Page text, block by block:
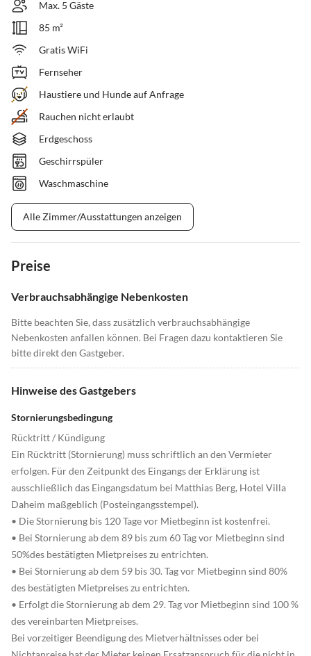
Max. 5 Gäste
85 m²
Gratis WiFi
Fernseher
Haustiere und Hunde auf Anfrage
Rauchen nicht erlaubt
Erdgeschoss
Geschirrspüler
Waschmaschine
Alle Zimmer/Ausstattungen anzeigen
Preise
Verbrauchsabhängige Nebenkosten
Bitte beachten Sie, dass zusätzlich verbrauchsabhängige
Nebenkosten anfallen können. Bei Fragen dazu kontaktieren Sie
bitte direkt den Gastgeber.
Hinweise des Gastgebers
Stornierungsbedingung
Rücktritt / Kündigung
Ein Rücktritt (Stornierung) muss schriftlich an den Vermieter
erfolgen. Für den Zeitpunkt des Eingangs der Erklärung ist
ausschließlich das Eingangsdatum bei Matthias Berg, Hotel Villa
Daheim maßgeblich (Posteingangsstempel).
• Die Stornierung bis 120 Tage vor Mietbeginn ist kostenfrei.
• Bei Stornierung ab dem 89 bis zum 60 Tag vor Mietbeginn sind
50%des bestätigten Mietpreises zu entrichten.
• Bei Stornierung ab dem 59 bis 30. Tag vor Mietbeginn sind 80%
des bestätigten Mietpreises zu entrichten.
• Erfolgt die Stornierung ab dem 29. Tag vor Mietbeginn sind 100 %
des vereinbarten Mietpreises.
Bei vorzeitiger Beendigung des Mietverhältnisses oder bei